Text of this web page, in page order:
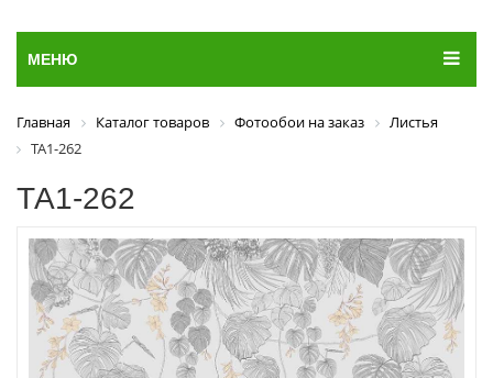
МЕНЮ
Главная Каталог товаров Фотообои на заказ
Листья
ТА1-262
ТА1-262